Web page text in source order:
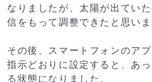
なりましたが、太陽が出てい
信をもって調整できたと思いま
その後、スマートフォンのア
指示どおりに設定すると、あ
る状態になりました。